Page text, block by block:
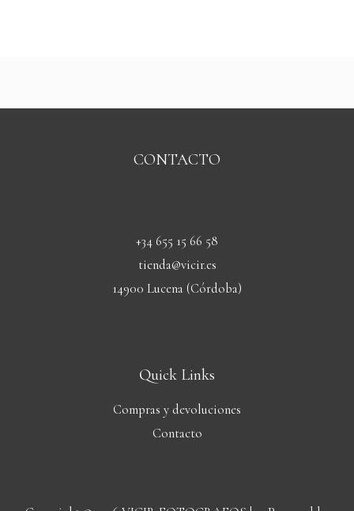
CONTACTO
+34 655 15 66 58
tienda@vicir.es
14900 Lucena (Córdoba)
Quick Links
Compras y devoluciones
Contacto